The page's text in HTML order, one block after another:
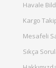
Havale
Kargo
Mesafeli
Sıkça